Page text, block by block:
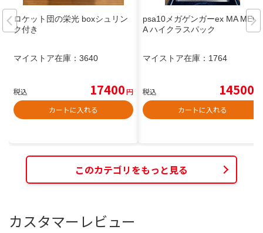
ロケット団の栄光 boxシュリン
ク付き
マイストア在庫： 3640
税込 17400円
カートに入れる
psa10メガゲンガーex MA MEG
A ハイクラスパック
マイストア在庫： 1764
税込 14500
カートに入れる
このカテゴリをもっと見る
カスタマーレビュー